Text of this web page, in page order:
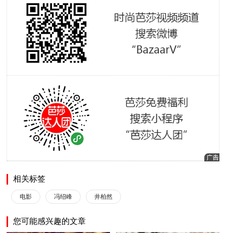
相关标签
电影 冯绍峰 井柏然
您可能感兴趣的文章